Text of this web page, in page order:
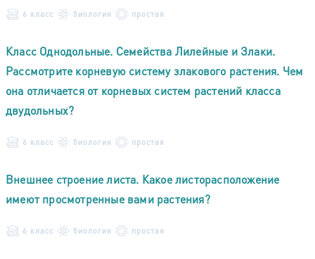
6 класс биология простая
Класс Однодольные. Семейства Лилейные и Злаки.
Рассмотрите корневую систему злакового растения. Чем
она отличается от корневых систем растений класса
двудольных?
6 класс биология простая
Внешнее строение листа. Какое листорасположение
имеют просмотренные вами растения?
6 класс биология простая